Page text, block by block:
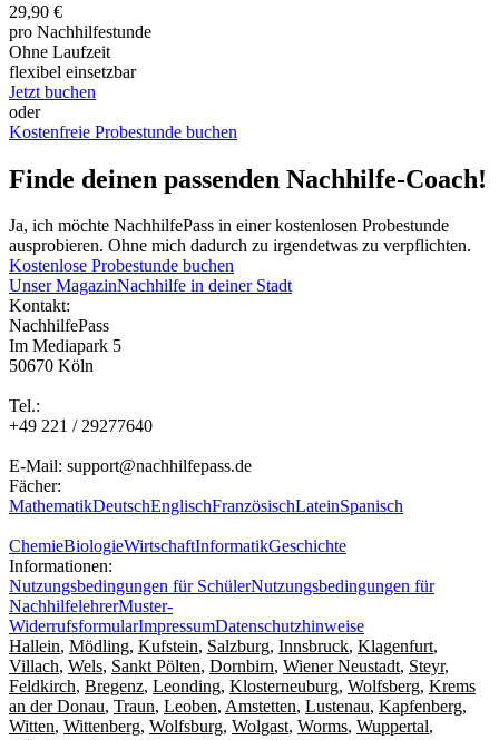
29,90 €
pro Nachhilfestunde
Ohne Laufzeit
flexibel einsetzbar
Jetzt buchen
oder
Kostenfreie Probestunde buchen
Finde deinen passenden Nachhilfe-Coach!
Ja, ich möchte NachhilfePass in einer kostenlosen Probestunde
ausprobieren. Ohne mich dadurch zu irgendetwas zu verpflichten.
Kostenlose Probestunde buchen
Unser MagazinNachhilfe in deiner Stadt
Kontakt:
NachhilfePass
Im Mediapark 5
50670 Köln
Tel.:
+49 221 / 29277640
E-Mail: support@nachhilfepass.de
Fächer:
MathematikDeutschEnglischFranzösischLateinSpanisch
ChemieBiologieWirtschaftInformatikGeschichte
Informationen:
Nutzungsbedingungen für SchülerNutzungsbedingungen für
NachhilfelehrerMuster-
WiderrufsformularImpressumDatenschutzhinweise
Hallein, Mödling, Kufstein, Salzburg, Innsbruck, Klagenfurt,
Villach, Wels, Sankt Pölten, Dornbirn, Wiener Neustadt, Steyr,
Feldkirch, Bregenz, Leonding, Klosterneuburg, Wolfsberg, Krems
an der Donau, Traun, Leoben, Amstetten, Lustenau, Kapfenberg,
Witten, Wittenberg, Wolfsburg, Wolgast, Worms, Wuppertal,